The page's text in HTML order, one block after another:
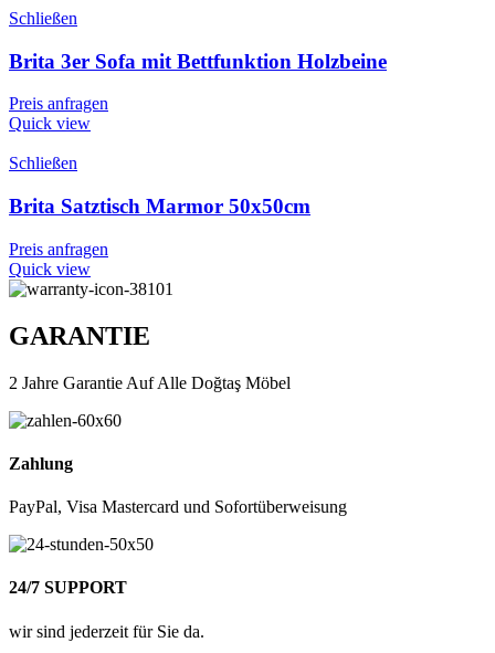
Schließen
Brita 3er Sofa mit Bettfunktion Holzbeine
Preis anfragen
Quick view
Schließen
Brita Satztisch Marmor 50x50cm
Preis anfragen
Quick view
GARANTIE
2 Jahre Garantie Auf Alle Doğtaş Möbel
Zahlung
PayPal, Visa Mastercard und Sofortüberweisung
24/7 SUPPORT
wir sind jederzeit für Sie da.